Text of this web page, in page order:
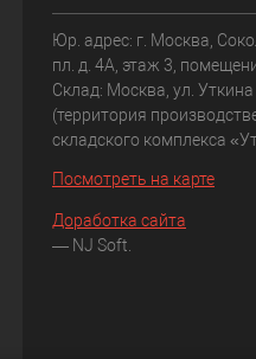
Юр. адрес: г. Москва,
пл. д. 4А, этаж 3,
Склад: Москва, ул.
(территория
складского комплекса
Посмотреть на карте
Доработка сайта
— NJ Soft.